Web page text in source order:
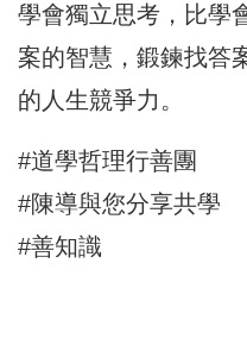
學會獨立思考，比學
案的智慧，鍛鍊找答
的人生競爭力。
#道學哲理行善團
#陳導與您分享共學
#善知識